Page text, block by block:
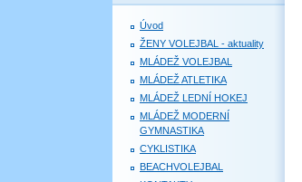
Úvod
ŽENY VOLEJBAL - aktuality
MLÁDEŽ VOLEJBAL
MLÁDEŽ ATLETIKA
MLÁDEŽ LEDNÍ HOKEJ
MLÁDEŽ MODERNÍ
GYMNASTIKA
CYKLISTIKA
BEACHVOLEJBAL